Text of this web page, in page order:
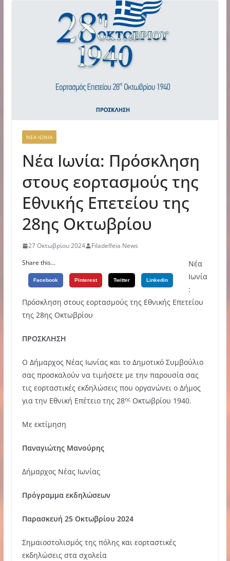
ΝΕΑ ΙΩΝΙΑ
Νέα Ιωνία: Πρόσκληση
στους εορτασμούς της
Εθνικής Επετείου της
28ης Οκτωβρίου
27 Οκτωβρίου 2024
Filadelfeia News
Share this...
Facebook Pinterest Twitter Linkedin
Νέα
Ιωνία
:
Πρόσκληση στους εορτασμούς της Εθνικής Επετείου
της 28ης Οκτωβρίου
ΠΡΟΣΚΛΗΣΗ
Ο Δήμαρχος Νέας Ιωνίας και το Δημοτικό Συμβούλιο
σας προσκαλούν να τιμήσετε με την παρουσία σας
τις εορταστικές εκδηλώσεις που οργανώνει ο Δήμος
για την Εθνική Επέτειο της 28ηςΟκτωβρίου 1940.
Με εκτίμηση
Παναγιώτης Μανούρης
Δήμαρχος Νέας Ιωνίας
Πρόγραμμα εκδηλώσεων
Παρασκευή 25 Οκτωβρίου 2024
Σημαιοστολισμός της πόλης και εορταστικές
εκδηλώσεις στα σχολεία